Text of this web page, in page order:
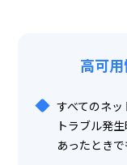
高可
すべてのネッ
トラブル発
あったときで